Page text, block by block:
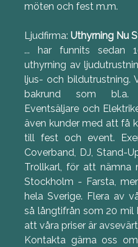
möten och fest m.m.
Ljudfirma: Uthyrning Nu
... har funnits sedan
uthyrning av
ljus- och bildutrustning.
bakrund som bl.a.
Eventsäljare och
även kunder med att få
till fest och event.
Coverband, DJ, Stand-
Trollkarl, för att nämna
Stockholm - Farsta,
hela Sverige. Flera av
så långtifrån som 20
att våra priser är
Kontakta gärna oss